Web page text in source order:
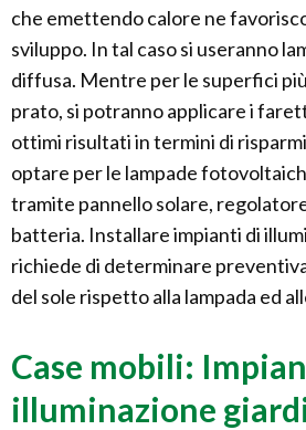
che emettendo calore ne
sviluppo. In tal caso si useranno
diffusa. Mentre per le superfici
prato, si potranno applicare i
ottimi risultati in termini di
optare per le lampade
tramite pannello solare,
batteria. Installare impianti di
richiede di determinare
del sole rispetto alla lampada ed
Case mobili:
illuminazione